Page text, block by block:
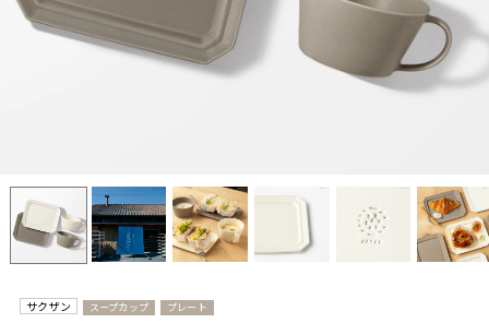
サクザン スープカップ プレート